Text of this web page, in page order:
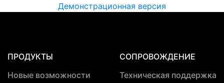
Демонстрационная версия
ПРОДУКТЫ
Новые возможности
СОПРОВОЖДЕНИЕ
Техническая поддержка